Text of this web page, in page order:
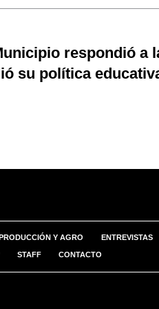
respondió a
su política
PRODUCCIÓN Y AGRO ENTREVISTAS
STAFF CONTACTO